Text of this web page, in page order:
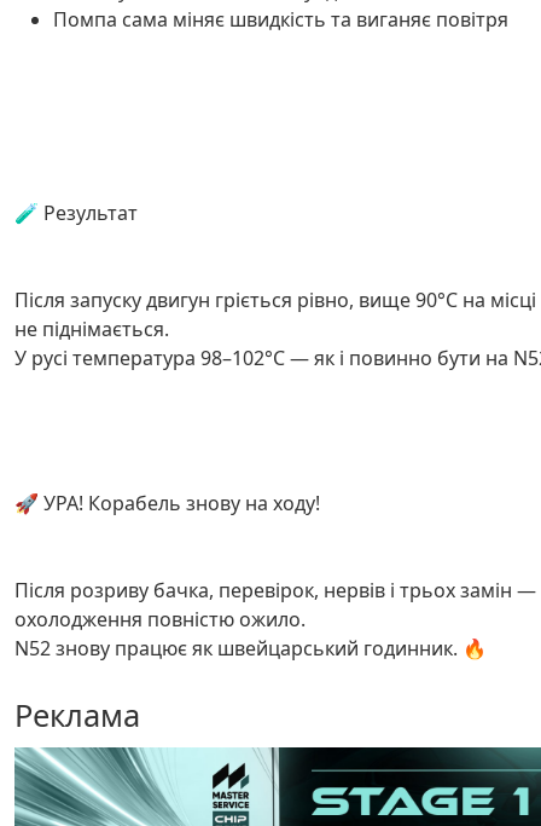
Помпа сама міняє швидкість та виганяє повітря
🧪 Результат
Після запуску двигун гріється рівно, вище 90°C на місці
не піднімається.
У русі температура 98–102°C — як і повинно бути на
🚀 УРА! Корабель знову на ходу!
Після розриву бачка, перевірок, нервів і трьох замін —
охолодження повністю ожило.
N52 знову працює як швейцарський годинник. 🔥
Реклама